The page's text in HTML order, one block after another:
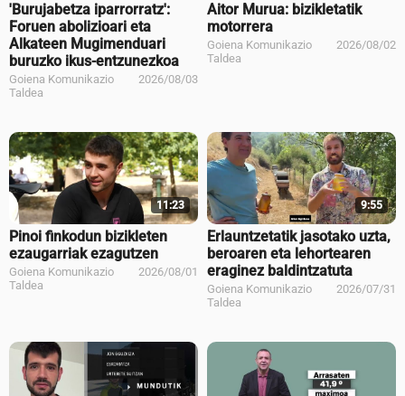
'Burujabetza iparrorratz':
Foruen abolizioari eta
Alkateen Mugimenduari
buruzko ikus-entzunezkoa
Goiena Komunikazio
Taldea
2026/08/03
Aitor Murua: bizikletatik
motorrera
Goiena Komunikazio
Taldea
2026/08/02
11:23
Pinoi finkodun bizikleten
ezaugarriak ezagutzen
Goiena Komunikazio
Taldea
2026/08/01
9:55
Erlauntzetatik jasotako uzta,
beroaren eta lehortearen
eraginez baldintzatuta
Goiena Komunikazio
Taldea
2026/07/31